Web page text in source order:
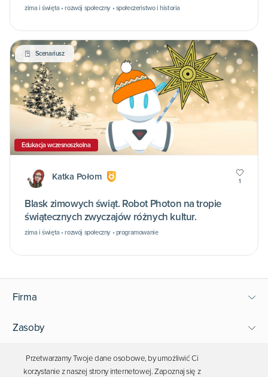
zima i święta • rozwój społeczny • społeczeństwo i historia
Scenariusz
Edukacja wczesnoszkolna
Katka Połom 1
Blask zimowych świąt. Robot Photon na tropie
świątecznych zwyczajów różnych kultur.
zima i święta • rozwój społeczny • programowanie
Firma
Zasoby
Wsparcie
Przetwarzamy Twoje dane osobowe, by umożliwić Ci
korzystanie z naszej strony internetowej. Zapoznaj się z